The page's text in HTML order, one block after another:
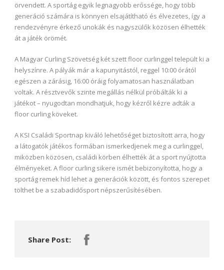
örvendett. A sportág egyik legnagyobb erőssége, hogy több
generáció számára is könnyen elsajátítható és élvezetes, így a
rendezvényre érkező unokák és nagyszülők közösen élhették
át a játék örömét.
A Magyar Curling Szövetség két szett floor curlinggel települt ki a
helyszínre. A pályák már a kapunyitástól, reggel 10:00 órától
egészen a zárásig, 16:00 óráig folyamatosan használatban
voltak. A résztvevők szinte megállás nélkül próbálták ki a
játékot – nyugodtan mondhatjuk, hogy kézről kézre adták a
floor curling köveket.
A KSI Családi Sportnap kiváló lehetőséget biztosított arra, hogy
a látogatók játékos formában ismerkedjenek meg a curlinggel,
miközben közösen, családi körben élhették át a sport nyújtotta
élményeket. A floor curling sikere ismét bebizonyította, hogy a
sportág remek híd lehet a generációk között, és fontos szerepet
tölthet be a szabadidősport népszerűsítésében.
Share Post: